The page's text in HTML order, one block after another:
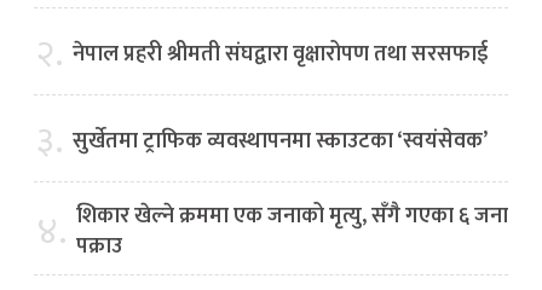
२. नेपाल प्रहरी श्रीमती संघद्वारा वृक्षारोपण तथा सरसफाई
३. सुर्खेतमा ट्राफिक व्यवस्थापनमा स्काउटका ‘स्वयंसेवक’
४. शिकार खेल्ने क्रममा एक जनाको मृत्यु, सँगै गएका ६ जना
पक्राउ